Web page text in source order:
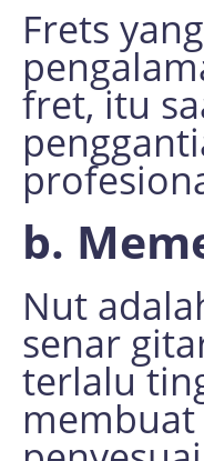
Frets
fret, itu
b.
Nut
senar
terlalu